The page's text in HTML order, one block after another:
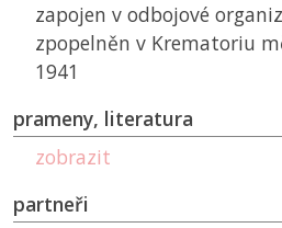
zapojen v odbojové
zpopelněn v Krematoriu
1941
prameny, literatura
zobrazit
partneři